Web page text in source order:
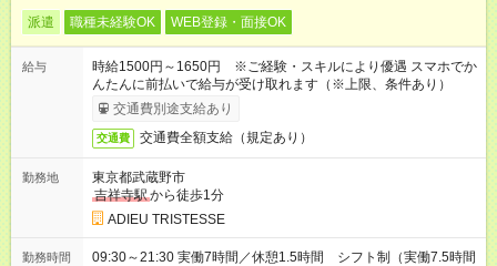
派遣 職種未経験OK WEB登録・面接OK
給与
時給1500円～1650円 ※ご経験・スキルにより優遇 スマホでか
んたんに前払いで給与が受け取れます（※上限、条件あり）
交通費別途支給あり
交通費 交通費全額支給（規定あり）
勤務地
東京都武蔵野市
吉祥寺駅から徒歩1分
ADIEU TRISTESSE
勤務時間
09:30～21:30 実働7時間／休憩1.5時間 シフト制（実働7.5時間